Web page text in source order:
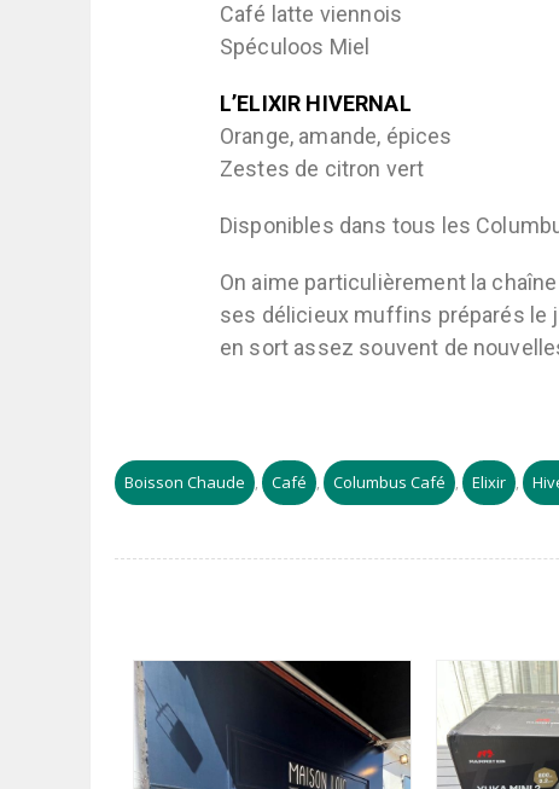
Café latte viennois
Spéculoos Miel
L’ELIXIR HIVERNAL
Orange, amande, épices
Zestes de citron vert
Disponibles dans tous les
On aime particulièrement la
ses délicieux muffins préparés le
en sort assez souvent de
Boisson Chaude , Café , Columbus Café , Elixir ,